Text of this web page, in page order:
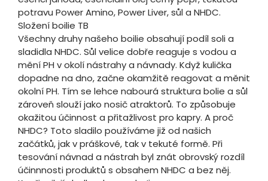
potravu Power Amino, Power Liver, sůl a NHDC.
Složení boilie TB
Všechny druhy našeho boilie obsahují podíl soli a
sladidla NHDC. Sůl velice dobře reaguje s vodou a
mění PH v okolí nástrahy a návnady. Když kulička
dopadne na dno, začne okamžitě reagovat a měnit
okolní PH. Tím se lehce nabourá struktura bolie a sůl
zároveň slouží jako nosič atraktorů. To způsobuje
okažitou účinnost a přitažlivost pro kapry. A proč
NHDC? Toto sladilo používáme již od našich
začátků, jak v práškové, tak v tekuté formě. Při
tesování návnad a nástrah byl znát obrovský rozdíl
účinnnosti produktů s obsahem NHDC a bez něj.